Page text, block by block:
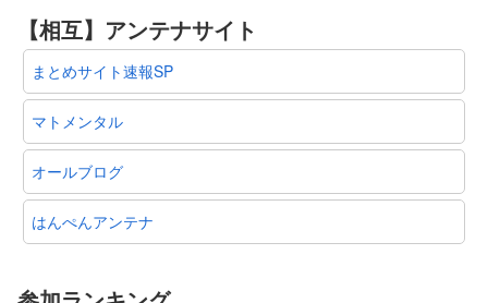
【相互】アンテナサイト
まとめサイト速報SP
マトメンタル
オールブログ
はんぺんアンテナ